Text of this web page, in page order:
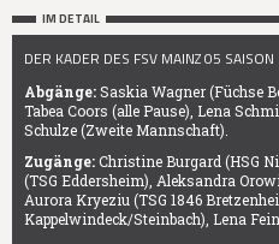
IM DETAIL
DER KADER DES FSV MAINZ 05
Abgänge:Saskia Wagner (Füchse
Tabea Coors (alle Pause), Lena
Schulze (Zweite Mannschaft).
Zugänge:Christine Burgard (HSG
(TSG Eddersheim), Aleksandra
Aurora Kryeziu (TSG 1846
Kappelwindeck/Steinbach), Lena